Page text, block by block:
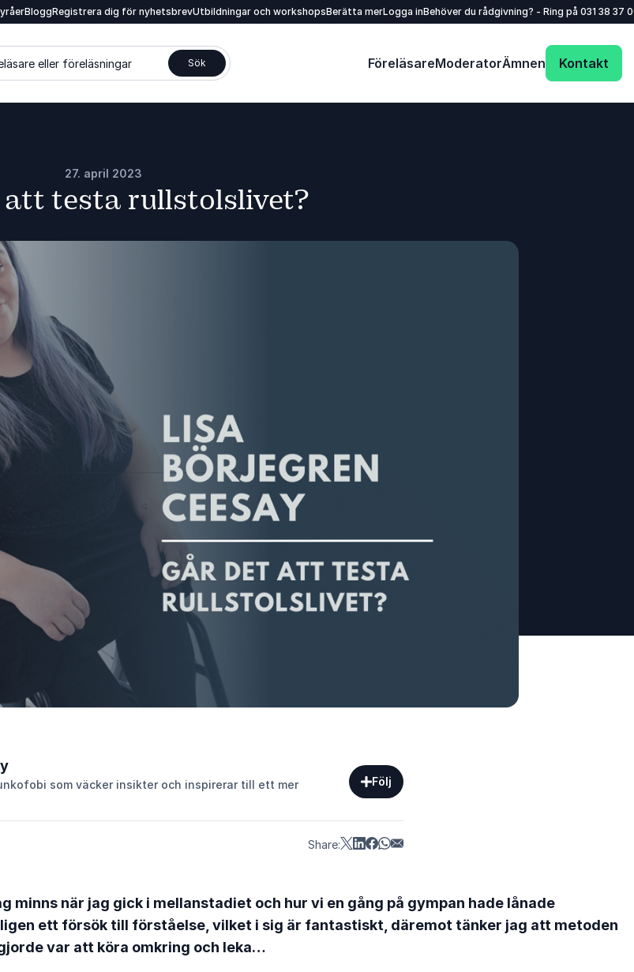
BloggRegistrera dig för nyhetsbrevUtbildningar och workshopsBerätta merLogga inBehöver du rådgivning? - Ring på 031 38 37
eller föreläsningar Sök FöreläsareModeratorÄmnen Kontakt
27. april 2023
att testa rullstolslivet?
som väcker insikter och inspirerar till ett mer
Följ
Share:
när jag gick i mellanstadiet och hur vi en gång på gympan hade lånade
ett försök till förståelse, vilket i sig är fantastiskt, däremot tänker jag att metoden
var att köra omkring och leka…